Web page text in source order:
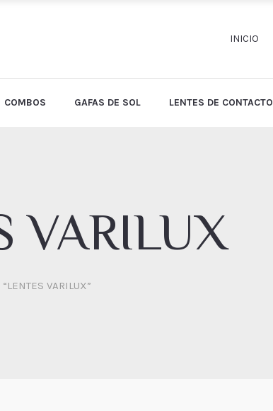
INICIO
COMBOS GAFAS DE SOL LENTES DE CONTACTO
VARILUX
VARILUX”